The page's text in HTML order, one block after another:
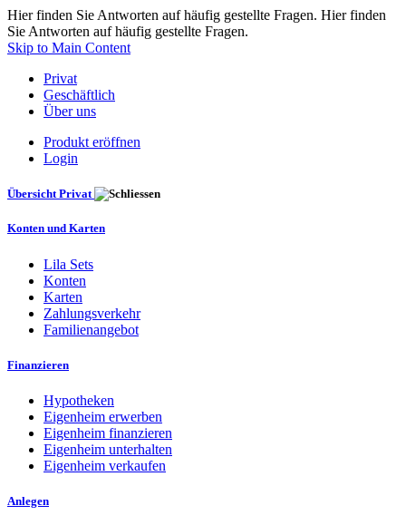
Hier finden Sie Antworten auf häufig gestellte Fragen. Hier finden
Sie Antworten auf häufig gestellte Fragen.
Skip to Main Content
Privat
Geschäftlich
Über uns
Produkt eröffnen
Login
Übersicht Privat
Konten und Karten
Lila Sets
Konten
Karten
Zahlungsverkehr
Familienangebot
Finanzieren
Hypotheken
Eigenheim erwerben
Eigenheim finanzieren
Eigenheim unterhalten
Eigenheim verkaufen
Anlegen